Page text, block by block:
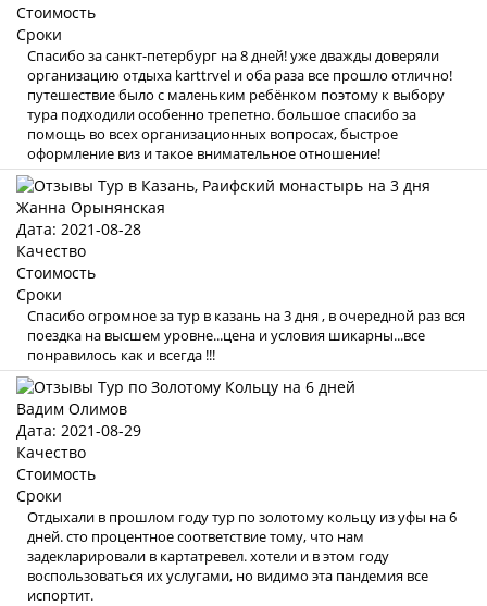
Стоимость
Сроки
Спасибо за санкт-петербург на 8 дней! уже дважды доверяли
организацию отдыха karttrvel и оба раза все прошло отлично!
путешествие было с маленьким ребёнком поэтому к выбору
тура подходили особенно трепетно. большое спасибо за
помощь во всех организационных вопросах, быстрое
оформление виз и такое внимательное отношение!
Жанна Орынянская
Дата: 2021-08-28
Качество
Стоимость
Сроки
Спасибо огромное за тур в казань на 3 дня , в очередной раз вся
поездка на высшем уровне...цена и условия шикарны...все
понравилось как и всегда !!!
Вадим Олимов
Дата: 2021-08-29
Качество
Стоимость
Сроки
Отдыхали в прошлом году тур по золотому кольцу из уфы на 6
дней. сто процентное соответствие тому, что нам
задекларировали в картатревел. хотели и в этом году
воспользоваться их услугами, но видимо эта пандемия все
испортит.